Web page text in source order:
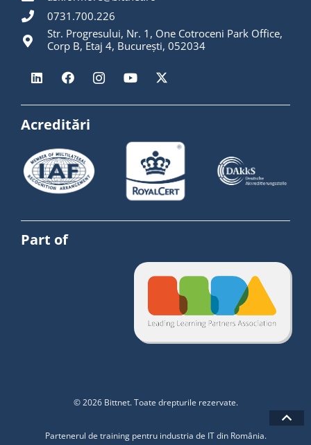
0731.700.226
Str. Progresului, Nr. 1, One Cotroceni Park Office,
Corp B, Etaj 4, București, 052034
Acreditări
Part of
© 2026 Bittnet. Toate drepturile rezervate.
Partenerul de training pentru industria de IT din România.